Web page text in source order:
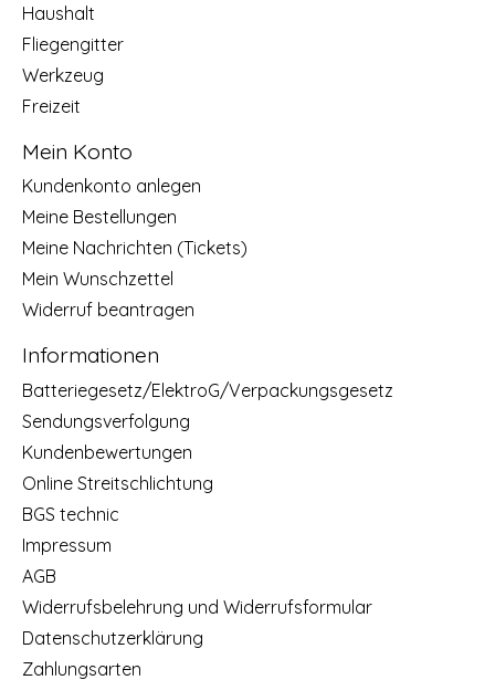
Haushalt
Fliegengitter
Werkzeug
Freizeit
Mein Konto
Kundenkonto anlegen
Meine Bestellungen
Meine Nachrichten (Tickets)
Mein Wunschzettel
Widerruf beantragen
Informationen
Batteriegesetz/ElektroG/Verpackungsgesetz
Sendungsverfolgung
Kundenbewertungen
Online Streitschlichtung
BGS technic
Impressum
AGB
Widerrufsbelehrung und Widerrufsformular
Datenschutzerklärung
Zahlungsarten